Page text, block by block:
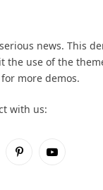
news. This
the use of the
more demos.
with us:
PinterestYouTube